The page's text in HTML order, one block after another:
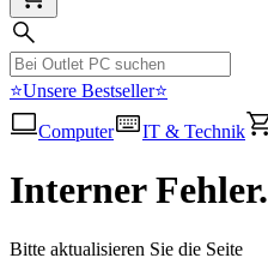
⭐Unsere Bestseller⭐
Computer
IT & Technik
Interner Fehler.
Bitte aktualisieren Sie die Seite